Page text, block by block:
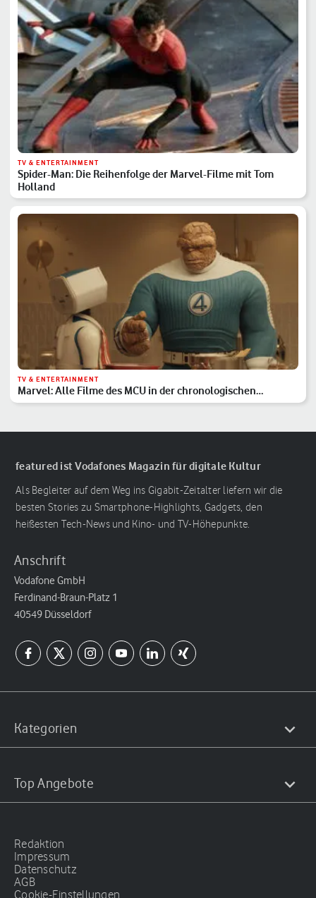
TV & ENTERTAINMENT
Spider-Man: Die Reihenfolge der Marvel-Filme mit Tom
Holland
TV & ENTERTAINMENT
Marvel: Alle Filme des MCU in der chronologischen
Reihenfolge
featured ist Vodafones Magazin für digitale Kultur
Als Begleiter auf dem Weg ins Gigabit-Zeitalter liefern wir die
besten Stories zu Smartphone-Highlights, Gadgets, den
heißesten Tech-News und Kino- und TV-Höhepunkte.
Anschrift
Vodafone GmbH
Ferdinand-Braun-Platz 1
40549 Düsseldorf
Kategorien
Top Angebote
Redaktion
Impressum
Datenschutz
AGB
Cookie-Einstellungen